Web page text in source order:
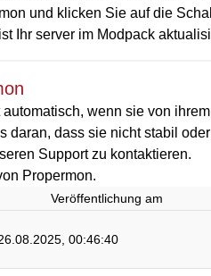
und klicken Sie auf die
Ihr server im Modpack
wenn sie von
daran, dass sie nicht stabil
Support zu kontaktieren.
Propermon.
Veröffentlichung am
00:46:40